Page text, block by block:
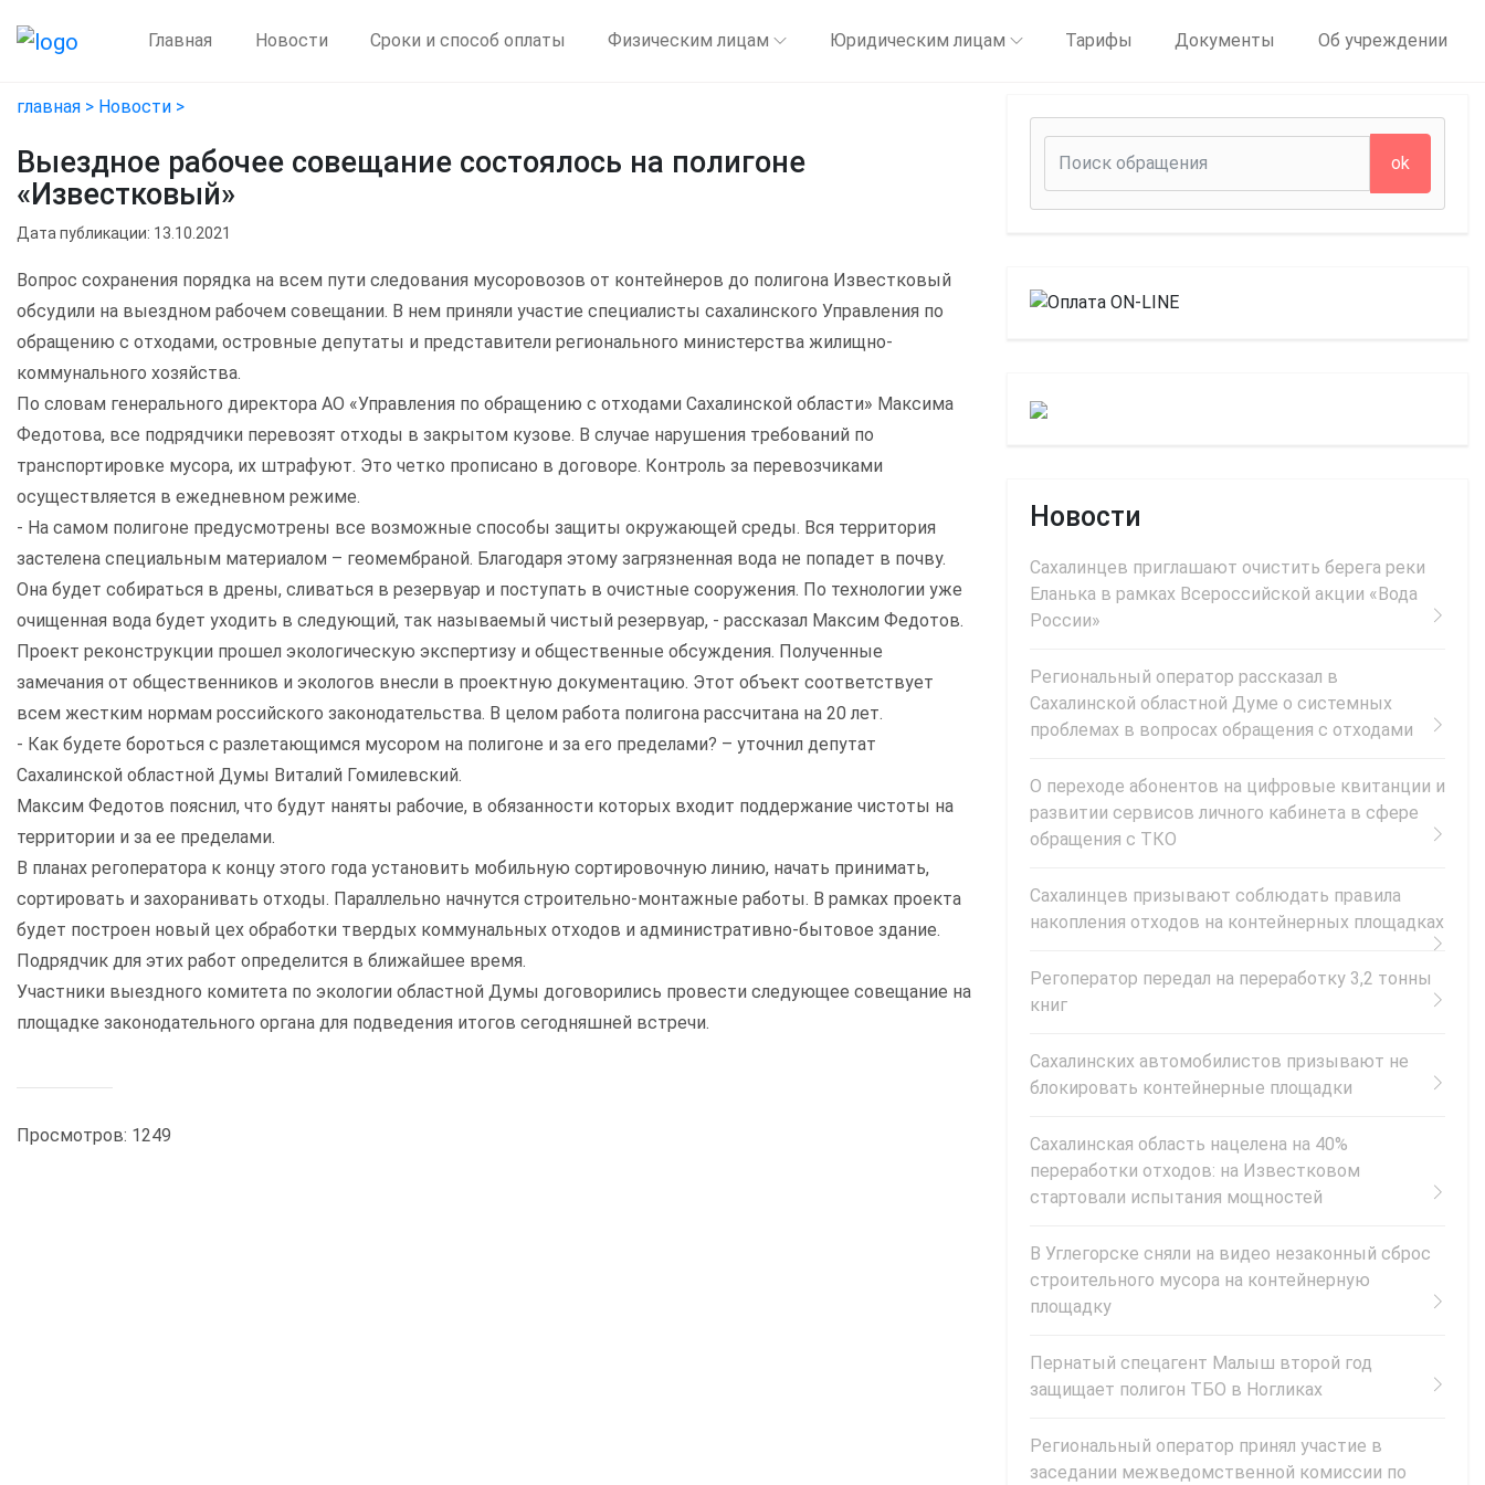
Главная Новости Сроки и способ оплаты Физическим лицам Юридическим лицам Тарифы Документы Об учреждении
главная > Новости >
Выездное рабочее совещание состоялось на полигоне
«Известковый»
Дата публикации: 13.10.2021
Вопрос сохранения порядка на всем пути следования мусоровозов от контейнеров до полигона Известковый
обсудили на выездном рабочем совещании. В нем приняли участие специалисты сахалинского Управления по
обращению с отходами, островные депутаты и представители регионального министерства жилищно-
коммунального хозяйства.
По словам генерального директора АО «Управления по обращению с отходами Сахалинской области» Максима
Федотова, все подрядчики перевозят отходы в закрытом кузове. В случае нарушения требований по
транспортировке мусора, их штрафуют. Это четко прописано в договоре. Контроль за перевозчиками
осуществляется в ежедневном режиме.
- На самом полигоне предусмотрены все возможные способы защиты окружающей среды. Вся территория
застелена специальным материалом – геомембраной. Благодаря этому загрязненная вода не попадет в почву.
Она будет собираться в дрены, сливаться в резервуар и поступать в очистные сооружения. По технологии уже
очищенная вода будет уходить в следующий, так называемый чистый резервуар, - рассказал Максим Федотов.
Проект реконструкции прошел экологическую экспертизу и общественные обсуждения. Полученные
замечания от общественников и экологов внесли в проектную документацию. Этот объект соответствует
всем жестким нормам российского законодательства. В целом работа полигона рассчитана на 20 лет.
- Как будете бороться с разлетающимся мусором на полигоне и за его пределами? – уточнил депутат
Сахалинской областной Думы Виталий Гомилевский.
Максим Федотов пояснил, что будут наняты рабочие, в обязанности которых входит поддержание чистоты на
территории и за ее пределами.
В планах регоператора к концу этого года установить мобильную сортировочную линию, начать принимать,
сортировать и захоранивать отходы. Параллельно начнутся строительно-монтажные работы. В рамках проекта
будет построен новый цех обработки твердых коммунальных отходов и административно-бытовое здание.
Подрядчик для этих работ определится в ближайшее время.
Участники выездного комитета по экологии областной Думы договорились провести следующее совещание на
площадке законодательного органа для подведения итогов сегодняшней встречи.
Просмотров: 1249
ok
Новости
Сахалинцев приглашают очистить берега реки
Еланька в рамках Всероссийской акции «Вода
России»
Региональный оператор рассказал в
Сахалинской областной Думе о системных
проблемах в вопросах обращения с отходами
О переходе абонентов на цифровые квитанции и
развитии сервисов личного кабинета в сфере
обращения с ТКО
Сахалинцев призывают соблюдать правила
накопления отходов на контейнерных площадках
Регоператор передал на переработку 3,2 тонны
книг
Сахалинских автомобилистов призывают не
блокировать контейнерные площадки
Сахалинская область нацелена на 40%
переработки отходов: на Известковом
стартовали испытания мощностей
В Углегорске сняли на видео незаконный сброс
строительного мусора на контейнерную
площадку
Пернатый спецагент Малыш второй год
защищает полигон ТБО в Ногликах
Региональный оператор принял участие в
заседании межведомственной комиссии по